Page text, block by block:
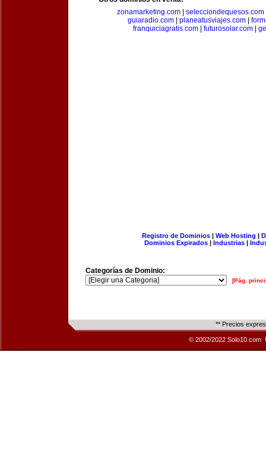
zonamarketing.com| selecciondequesos.com
guiaradio.com
planeatusviajes.com
franquiciagratis.com
futurosolar.com
Registro de Dominios| Web Hosting |
Dominios Expirados | Industrias |
Categorías de Dominio:
[Pág.
** Precios
© 2002/2022 Solo10.com